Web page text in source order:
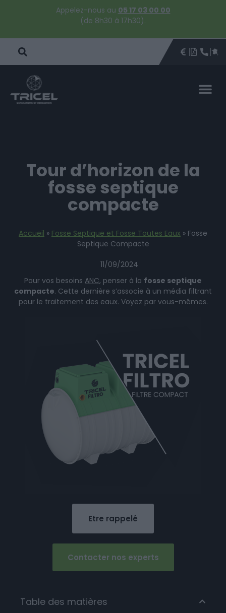
Appelez-nous au 05 17 03 00 00
(de 8h30 à 17h30).
DEVISÊTRE
Tour d’horizon de la
fosse septique
compacte
Accueil » Fosse Septique et Fosse Toutes Eaux » Fosse
Septique Compacte
11/09/2024
Pour vos besoins ANC, penser à la fosse septique
compacte. Cette dernière s’associe à un média filtrant
pour le traitement des eaux. Voyez par vous-mêmes.
Etre rappelé
Contacter nos experts
Table des matières